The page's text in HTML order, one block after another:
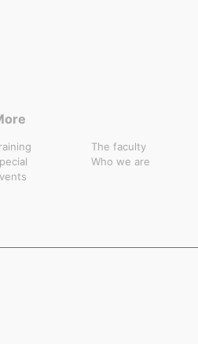
The faculty
Who we are